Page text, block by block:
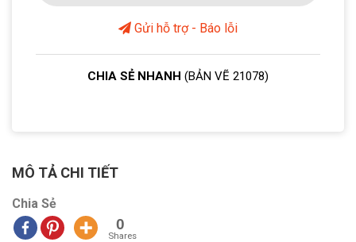
Gửi hỗ trợ - Báo lỗi
CHIA SẺ NHANH (BẢN VẼ 21078)
MÔ TẢ CHI TIẾT
Chia Sẻ
0
Shares